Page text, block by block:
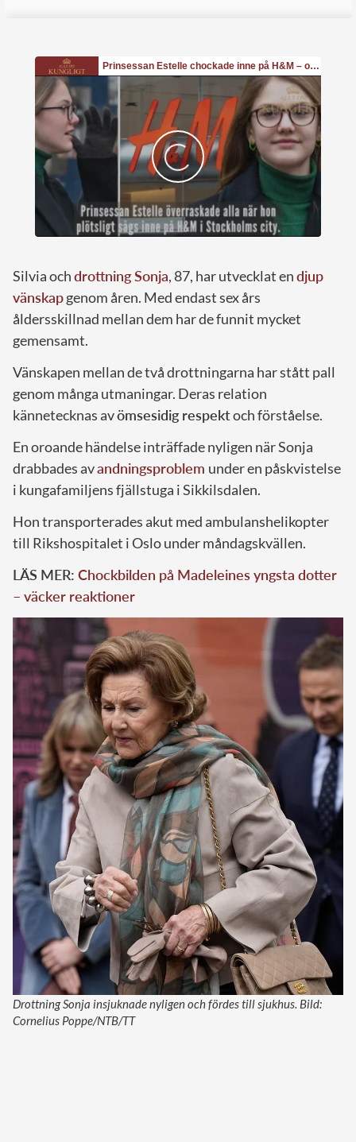
Silvia ochdrottning Sonja, 87, har utvecklat endjup
vänskapgenom åren. Med endast sex års
åldersskillnad mellan dem har de funnit mycket
gemensamt.
Vänskapen mellan de två drottningarna har stått pall
genom många utmaningar. Deras relation
kännetecknas avömsesidig respektoch förståelse.
En oroande händelse inträffade nyligen när Sonja
drabbades avandningsproblem under en påskvistelse
i kungafamiljens fjällstuga i Sikkilsdalen.
Hon transporterades akut med ambulanshelikopter
till Rikshospitalet i Oslo under måndagskvällen.
LÄS MER: Chockbilden på Madeleines yngsta dotter
– väcker reaktioner
Drottning Sonja insjuknade nyligen och fördes till sjukhus. Bild:
Cornelius Poppe/NTB/TT